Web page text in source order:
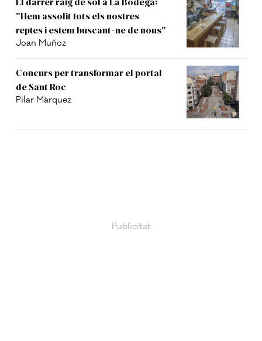
"Hem assolit tots els nostres
reptes i estem buscant-ne de nous"
Joan Muñoz
Concurs per transformar el portal
de Sant Roc
Pilar Màrquez